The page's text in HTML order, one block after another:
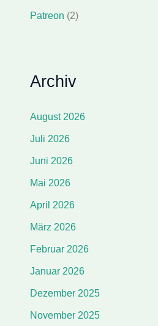
Patreon (2)
Archiv
August 2026
Juli 2026
Juni 2026
Mai 2026
April 2026
März 2026
Februar 2026
Januar 2026
Dezember 2025
November 2025